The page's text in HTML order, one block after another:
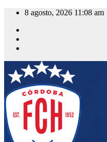
Saltar
contenido
8 agosto, 2026 11:08 am